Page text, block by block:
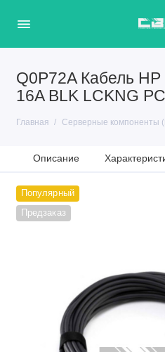
Q0P72A Кабель
16A BLK LCKNG PC
Главная Серверные компоненты
Описание
Популярный
Предзаказ